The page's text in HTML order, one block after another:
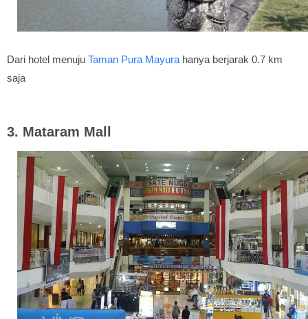
Dari hotel menuju Taman Pura Mayura hanya berjarak 0.7 km
saja
3. Mataram Mall